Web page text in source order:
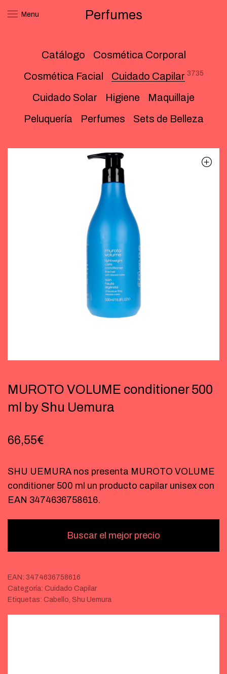
Menu Perfumes
Catálogo
Cosmética Corporal
Cosmética Facial
Cuidado Capilar 3735
Cuidado Solar Higiene
Maquillaje
Peluquería
Perfumes Sets de Belleza
MUROTO VOLUME conditioner 500
ml by Shu Uemura
66,55€
SHU UEMURA nos presenta MUROTO VOLUME
conditioner 500 ml un producto capilar unisex con
EAN 3474636758616.
Buscar el mejor precio
EAN: 3474636758616
Categoría: Cuidado Capilar
Etiquetas: Cabello, Shu Uemura